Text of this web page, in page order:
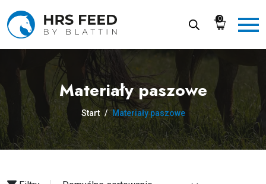
the
0
Materiały paszowe
Start / Materiały paszowe